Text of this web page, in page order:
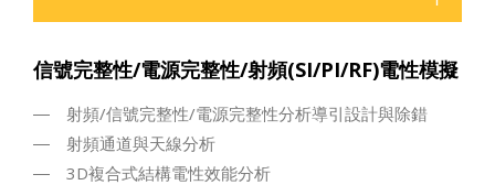
信號完整性/電源完整性/射頻(SI/PI/RF)電性模擬
射頻/信號完整性/電源完整性分析導引設計與除錯
射頻通道與天線分析
3D複合式結構電性效能分析